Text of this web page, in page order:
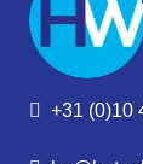
+31 (0)10